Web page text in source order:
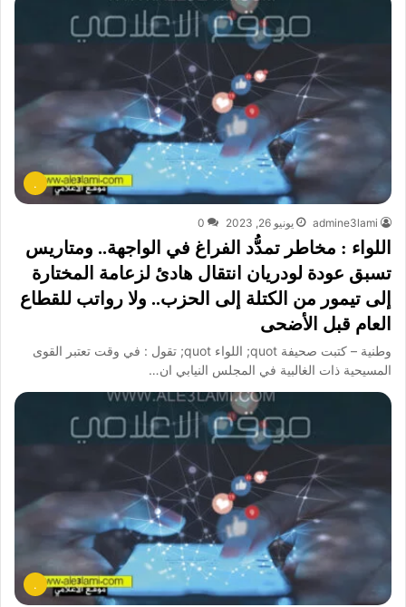
.
admine3lami يونيو 26, 2023 0
اللواء : مخاطر تمدُّد الفراغ في الواجهة.. ومتاريس
تسبق عودة لودريان انتقال هادئ لزعامة المختارة
إلى تيمور من الكتلة إلى الحزب.. ولا رواتب للقطاع
العام قبل الأضحى
وطنية – كتبت صحيفة quot; اللواء quot; تقول : في وقت تعتبر القوى
المسيحية ذات الغالبية في المجلس النيابي ان…
.